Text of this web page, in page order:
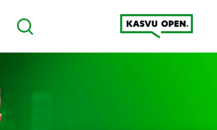
Haku
Kasvu Open